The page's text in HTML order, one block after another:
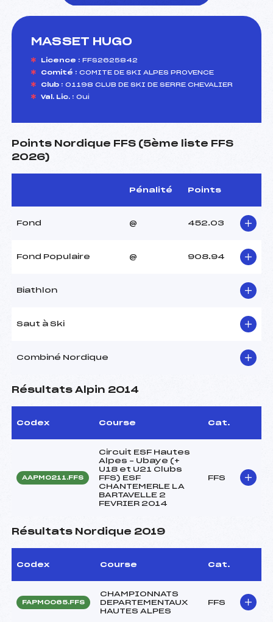
MASSET HUGO
Licence : FFS2625842
Comité : COMITE DE SKI ALPES PROVENCE
Club : 01198 CLUB DE SKI DE SERRE CHEVALIER
Val. Lic. : Oui
Points Nordique FFS (5ème liste FFS
2026)
Pénalité Points
Fond @ 452.03
Fond Populaire @ 908.94
Biathlon
Saut à Ski
Combiné Nordique
Résultats Alpin 2014
Codex Course Cat.
AAPM0211.FFS
Circuit ESF Hautes
Alpes – Ubaye (+
U18 et U21 Clubs
FFS) ESF
CHANTEMERLE LA
BARTAVELLE 2
FEVRIER 2014
FFS
Résultats Nordique 2019
Codex Course Cat.
FAPM0065.FFS
CHAMPIONNATS
DEPARTEMENTAUX
HAUTES ALPES
FFS